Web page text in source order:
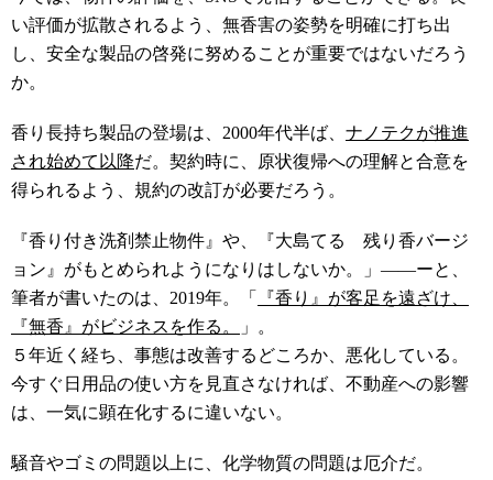
い評価が拡散されるよう、無香害の姿勢を明確に打ち出
し、安全な製品の啓発に努めることが重要ではないだろう
か。
香り長持ち製品の登場は、2000年代半ば、 ナノテクが推進
され始めて以降だ。契約時に、原状復帰への理解と合意を
得られるよう、規約の改訂が必要だろう。
『香り付き洗剤禁止物件』や、『大島てる 残り香バージ
ョン』がもとめられようになりはしないか。」――ーと、
筆者が書いたのは、2019年。「
『香り』が客足を遠ざけ、
『無香』がビジネスを作る。
」。
５年近く経ち、事態は改善するどころか、悪化している。
今すぐ日用品の使い方を見直さなければ、不動産への影響
は、一気に顕在化するに違いない。
騒音やゴミの問題以上に、化学物質の問題は厄介だ。